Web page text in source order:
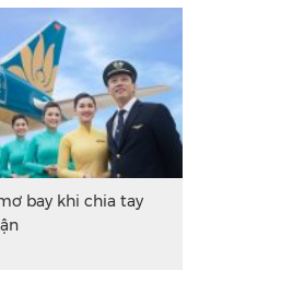
bay khi chia tay